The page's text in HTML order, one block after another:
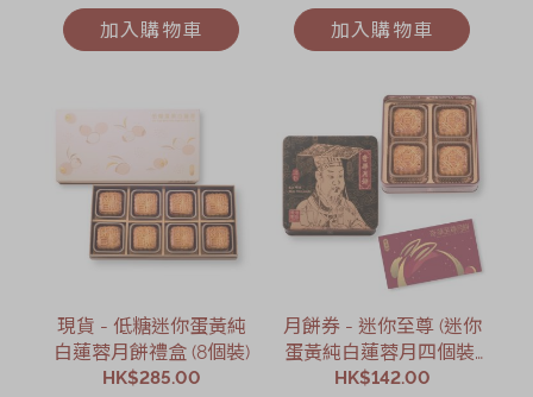
加入購物車 加入購物車
現貨 - 低糖迷你蛋黃純
白蓮蓉月餅禮盒 (8個裝)
HK$285.00
月餅券 - 迷你至尊 (迷你
蛋黃純白蓮蓉月四個裝)
月餅券
HK$142.00